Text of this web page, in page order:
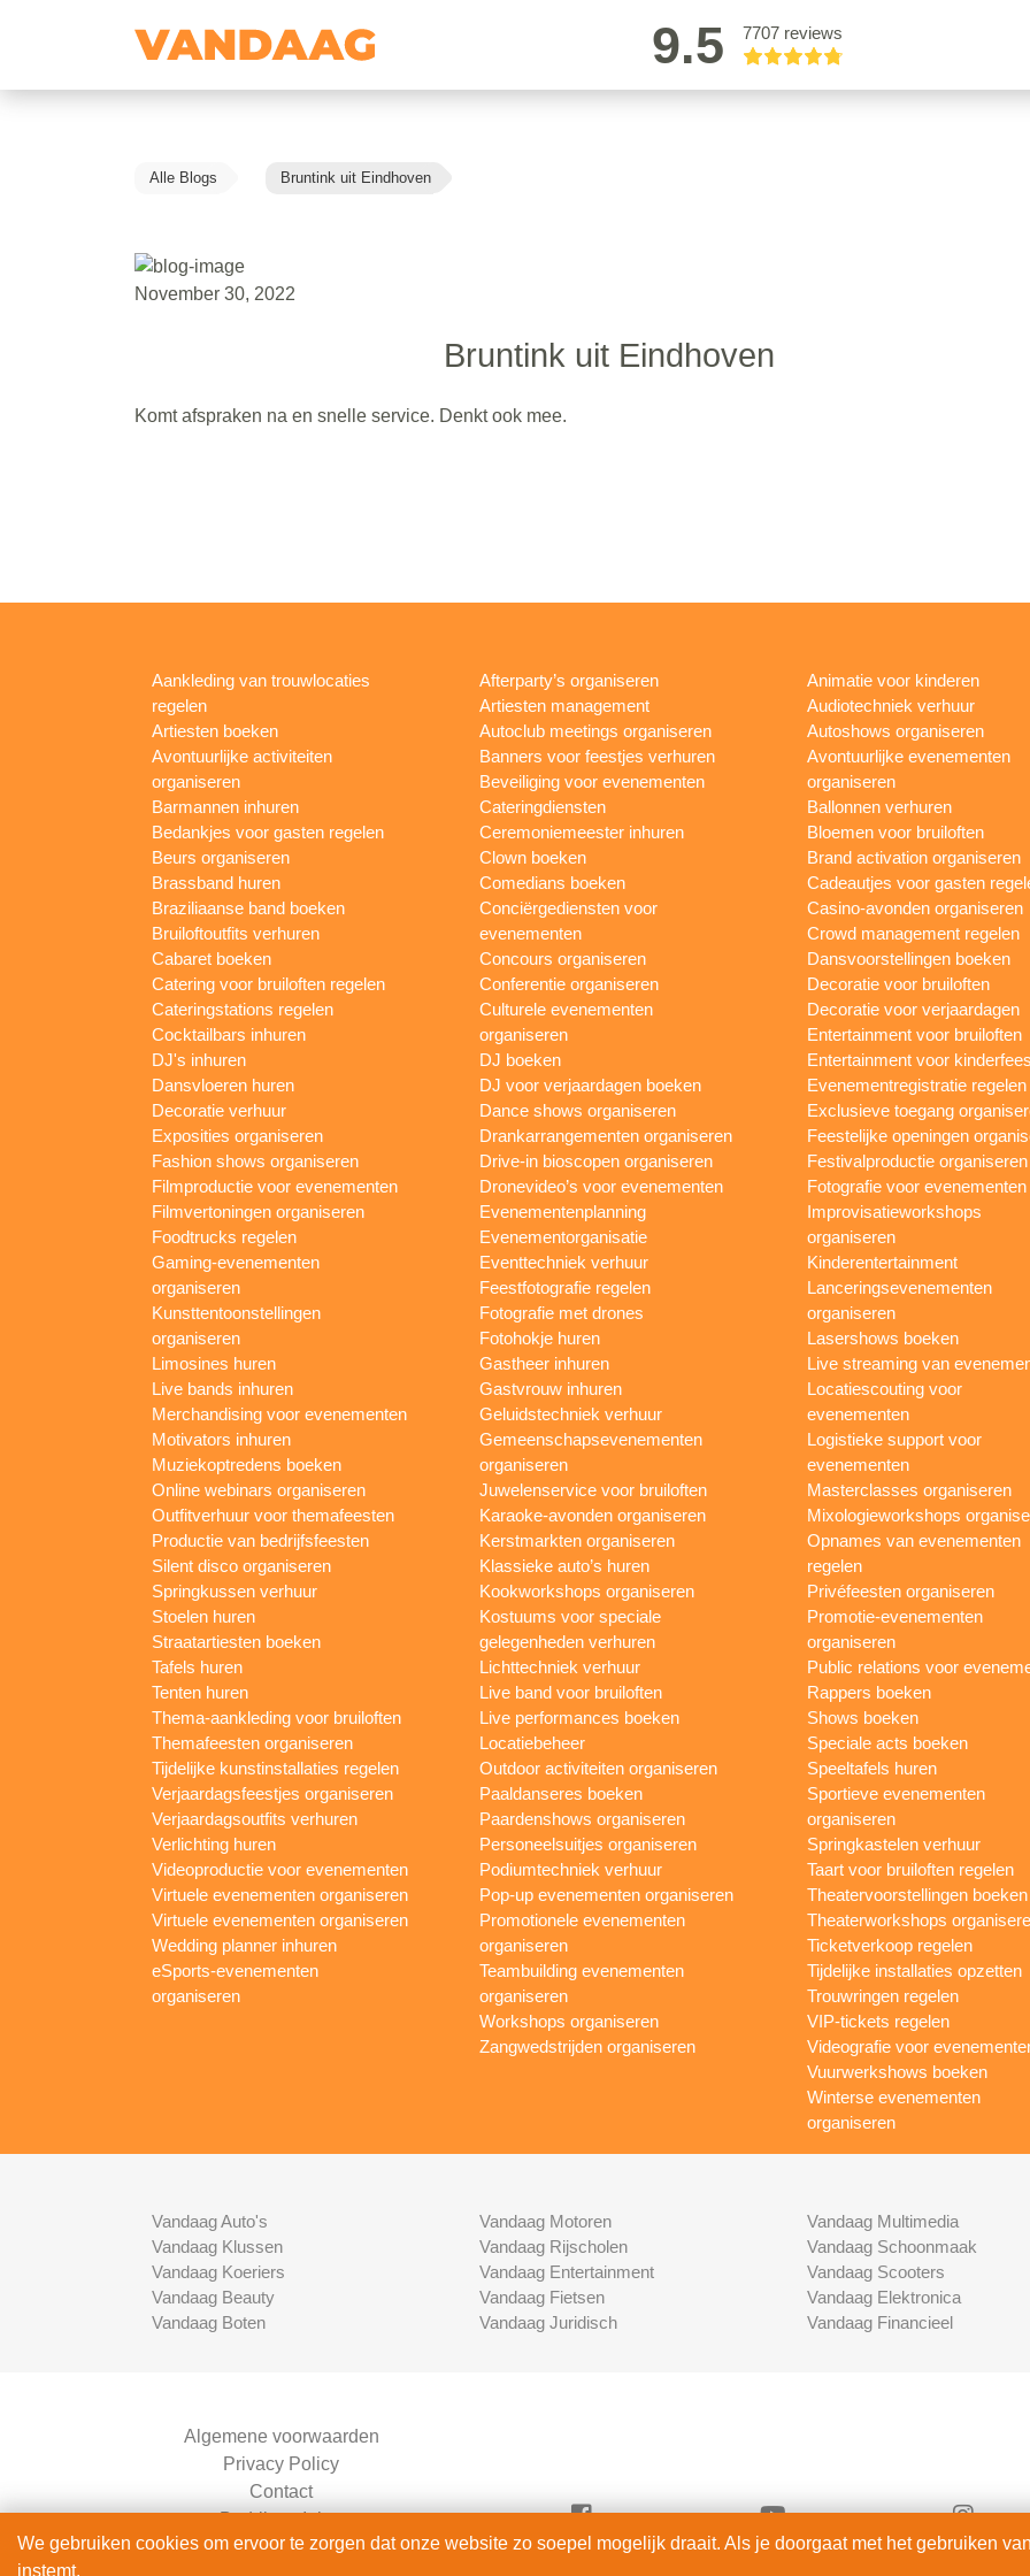
9.5 7707 reviews
Alle Blogs Bruntink uit Eindhoven
November 30, 2022
Bruntink uit Eindhoven
Komt afspraken na en snelle service. Denkt ook mee.
Aankleding van trouwlocaties
regelen
Artiesten boeken
Avontuurlijke activiteiten
organiseren
Barmannen inhuren
Bedankjes voor gasten regelen
Beurs organiseren
Brassband huren
Braziliaanse band boeken
Bruiloftoutfits verhuren
Cabaret boeken
Catering voor bruiloften regelen
Cateringstations regelen
Cocktailbars inhuren
DJ's inhuren
Dansvloeren huren
Decoratie verhuur
Exposities organiseren
Fashion shows organiseren
Filmproductie voor evenementen
Filmvertoningen organiseren
Foodtrucks regelen
Gaming-evenementen
organiseren
Kunsttentoonstellingen
organiseren
Limosines huren
Live bands inhuren
Merchandising voor evenementen
Motivators inhuren
Muziekoptredens boeken
Online webinars organiseren
Outfitverhuur voor themafeesten
Productie van bedrijfsfeesten
Silent disco organiseren
Springkussen verhuur
Stoelen huren
Straatartiesten boeken
Tafels huren
Tenten huren
Thema-aankleding voor bruiloften
Themafeesten organiseren
Tijdelijke kunstinstallaties regelen
Verjaardagsfeestjes organiseren
Verjaardagsoutfits verhuren
Verlichting huren
Videoproductie voor evenementen
Virtuele evenementen organiseren
Virtuele evenementen organiseren
Wedding planner inhuren
eSports-evenementen
organiseren
Afterparty’s organiseren
Artiesten management
Autoclub meetings organiseren
Banners voor feestjes verhuren
Beveiliging voor evenementen
Cateringdiensten
Ceremoniemeester inhuren
Clown boeken
Comedians boeken
Conciërgediensten voor
evenementen
Concours organiseren
Conferentie organiseren
Culturele evenementen
organiseren
DJ boeken
DJ voor verjaardagen boeken
Dance shows organiseren
Drankarrangementen organiseren
Drive-in bioscopen organiseren
Dronevideo’s voor evenementen
Evenementenplanning
Evenementorganisatie
Eventtechniek verhuur
Feestfotografie regelen
Fotografie met drones
Fotohokje huren
Gastheer inhuren
Gastvrouw inhuren
Geluidstechniek verhuur
Gemeenschapsevenementen
organiseren
Juwelenservice voor bruiloften
Karaoke-avonden organiseren
Kerstmarkten organiseren
Klassieke auto’s huren
Kookworkshops organiseren
Kostuums voor speciale
gelegenheden verhuren
Lichttechniek verhuur
Live band voor bruiloften
Live performances boeken
Locatiebeheer
Outdoor activiteiten organiseren
Paaldanseres boeken
Paardenshows organiseren
Personeelsuitjes organiseren
Podiumtechniek verhuur
Pop-up evenementen organiseren
Promotionele evenementen
organiseren
Teambuilding evenementen
organiseren
Workshops organiseren
Zangwedstrijden organiseren
Animatie voor kinderen
Audiotechniek verhuur
Autoshows organiseren
Avontuurlijke evenementen
organiseren
Ballonnen verhuren
Bloemen voor bruiloften
Brand activation organiseren
Cadeautjes voor gasten
Casino-avonden organiseren
Crowd management regelen
Dansvoorstellingen boeken
Decoratie voor bruiloften
Decoratie voor verjaardagen
Entertainment voor bruiloften
Entertainment voor
Evenementregistratie regelen
Exclusieve toegang
Feestelijke openingen
Festivalproductie organiseren
Fotografie voor evenementen
Improvisatieworkshops
organiseren
Kinderentertainment
Lanceringsevenementen
organiseren
Lasershows boeken
Live streaming van
Locatiescouting voor
evenementen
Logistieke support voor
evenementen
Masterclasses organiseren
Mixologieworkshops
Opnames van evenementen
regelen
Privéfeesten organiseren
Promotie-evenementen
organiseren
Public relations voor
Rappers boeken
Shows boeken
Speciale acts boeken
Speeltafels huren
Sportieve evenementen
organiseren
Springkastelen verhuur
Taart voor bruiloften regelen
Theatervoorstellingen boeken
Theaterworkshops
Ticketverkoop regelen
Tijdelijke installaties opzetten
Trouwringen regelen
VIP-tickets regelen
Videografie voor
Vuurwerkshows boeken
Winterse evenementen
organiseren
Vandaag Auto's
Vandaag Klussen
Vandaag Koeriers
Vandaag Beauty
Vandaag Boten
Vandaag Motoren
Vandaag Rijscholen
Vandaag Entertainment
Vandaag Fietsen
Vandaag Juridisch
Vandaag Multimedia
Vandaag Schoonmaak
Vandaag Scooters
Vandaag Elektronica
Vandaag Financieel
Algemene voorwaarden
Privacy Policy
Contact
Bedrijven Inlog
We gebruiken cookies om ervoor te zorgen dat onze website zo soepel mogelijk draait. Als je doorgaat met het gebruiken
instemt.